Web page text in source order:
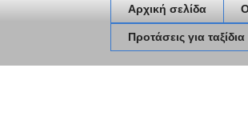
Αρχική σελίδα
Προτάσεις για ταξίδια